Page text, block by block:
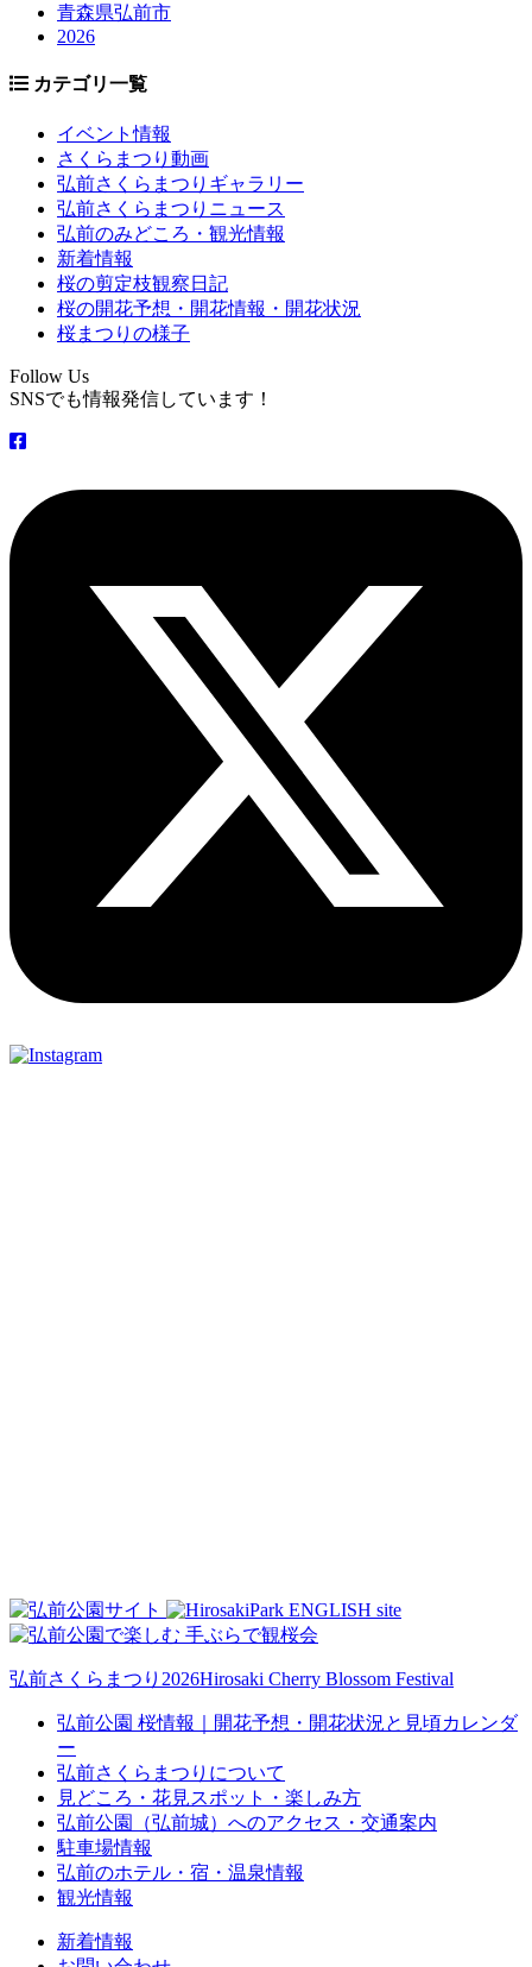
青森県弘前市
2026
カテゴリ一覧
イベント情報
さくらまつり動画
弘前さくらまつりギャラリー
弘前さくらまつりニュース
弘前のみどころ・観光情報
新着情報
桜の剪定枝観察日記
桜の開花予想・開花情報・開花状況
桜まつりの様子
Follow Us
SNSでも情報発信しています！
弘前さくらまつり2026Hirosaki Cherry Blossom Festival
弘前公園 桜情報｜開花予想・開花状況と見頃カレンダ
ー
弘前さくらまつりについて
見どころ・花見スポット・楽しみ方
弘前公園（弘前城）へのアクセス・交通案内
駐車場情報
弘前のホテル・宿・温泉情報
観光情報
新着情報